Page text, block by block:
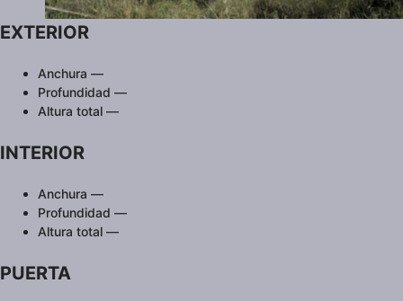
EXTERIOR
Anchura —
Profundidad —
Altura total —
INTERIOR
Anchura —
Profundidad —
Altura total —
PUERTA